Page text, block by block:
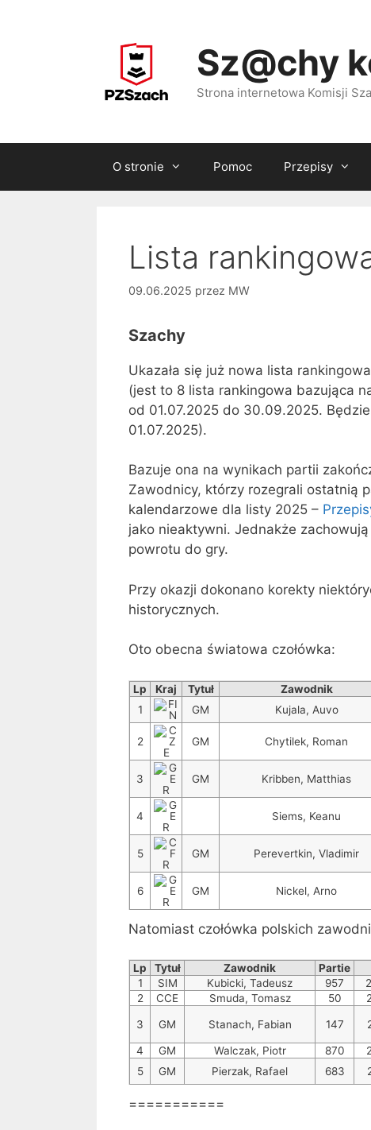
Sz@chy
Strona internetowa Komisji
O stronie Pomoc Przepisy
Lista
09.06.2025 przez MW
Szachy
Ukazała się już nowa lista
(jest to 8 lista rankingowa bazująca
od 01.07.2025 do 30.09.2025.
01.07.2025).
Bazuje ona na wynikach partii
Zawodnicy, którzy rozegrali ostatnią
kalendarzowe dla listy 2025 –
jako nieaktywni. Jednakże
powrotu do gry.
Przy okazji dokonano korekty
historycznych.
Oto obecna światowa czołówka:
Lp Kraj Tytuł Zawodnik
1
GM Kujala, Auvo
2 GM Chytilek, Roman
3 GM Kribben, Matthias
4 Siems, Keanu
5 GM Perevertkin, Vladimir
6 GM Nickel, Arno
Natomiast czołówka polskich
Lp Tytuł Zawodnik Partie
1
SIM Kubicki, Tadeusz 957
2
CCE Smuda, Tomasz 50
3 GM Stanach, Fabian 147
4
GM Walczak, Piotr 870
5
GM Pierzak, Rafael 683
===========